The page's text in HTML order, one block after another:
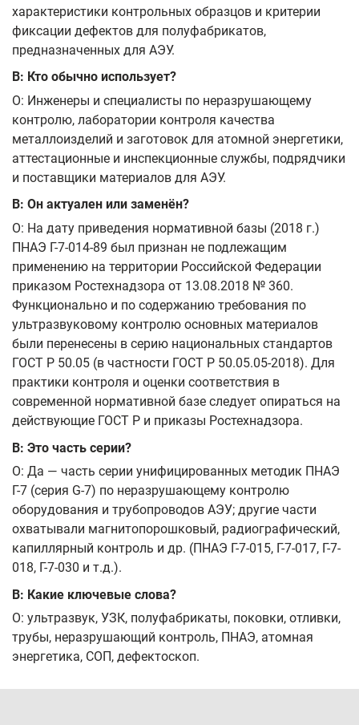
характеристики контрольных образцов и критерии
фиксации дефектов для полуфабрикатов,
предназначенных для АЭУ.
В: Кто обычно использует?
О: Инженеры и специалисты по неразрушающему
контролю, лаборатории контроля качества
металлоизделий и заготовок для атомной энергетики,
аттестационные и инспекционные службы, подрядчики
и поставщики материалов для АЭУ.
В: Он актуален или заменён?
О: На дату приведения нормативной базы (2018 г.)
ПНАЭ Г-7-014-89 был признан не подлежащим
применению на территории Российской Федерации
приказом Ростехнадзора от 13.08.2018 № 360.
Функционально и по содержанию требования по
ультразвуковому контролю основных материалов
были перенесены в серию национальных стандартов
ГОСТ Р 50.05 (в частности ГОСТ Р 50.05.05-2018). Для
практики контроля и оценки соответствия в
современной нормативной базе следует опираться на
действующие ГОСТ Р и приказы Ростехнадзора.
В: Это часть серии?
О: Да — часть серии унифицированных методик ПНАЭ
Г-7 (серия G‑7) по неразрушающему контролю
оборудования и трубопроводов АЭУ; другие части
охватывали магнитопорошковый, радиографический,
капиллярный контроль и др. (ПНАЭ Г-7-015, Г-7-017, Г-7-
018, Г-7-030 и т.д.).
В: Какие ключевые слова?
О: ультразвук, УЗК, полуфабрикаты, поковки, отливки,
трубы, неразрушающий контроль, ПНАЭ, атомная
энергетика, СОП, дефектоскоп.